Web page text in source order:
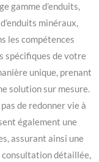
gamme d’enduits,
minéraux,
les compétences
spécifiques de votre
unique, prenant
solution sur mesure.
de redonner vie à
également une
assurant ainsi une
consultation détaillée,